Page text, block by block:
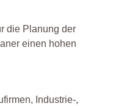
die Planung der
einen hohen
Industrie-,